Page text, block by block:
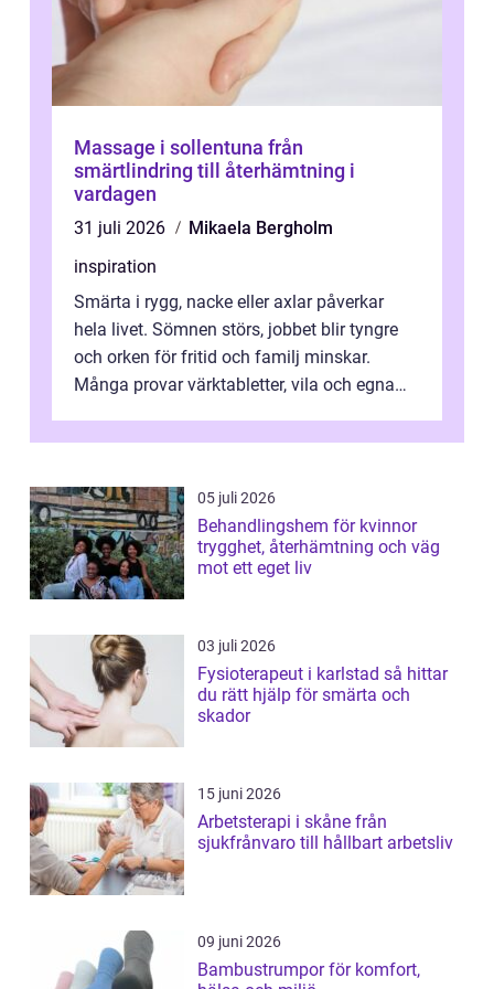
Massage i sollentuna från
smärtlindring till återhämtning i
vardagen
31 juli 2026
Mikaela Bergholm
inspiration
Smärta i rygg, nacke eller axlar påverkar
hela livet. Sömnen störs, jobbet blir tyngre
och orken för fritid och familj minskar.
Många provar värktabletter, vila och egna
05 juli 2026
Behandlingshem för kvinnor
trygghet, återhämtning och väg
mot ett eget liv
03 juli 2026
Fysioterapeut i karlstad så hittar
du rätt hjälp för smärta och
skador
15 juni 2026
Arbetsterapi i skåne från
sjukfrånvaro till hållbart arbetsliv
09 juni 2026
Bambustrumpor för komfort,